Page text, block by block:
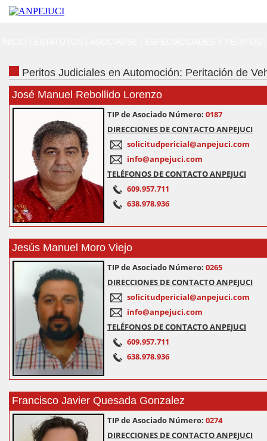
Peritos Judiciales en Automoción: Peritación de
José Manuel Rebollido Lorenzo
TIP de Asociado Número: 0187
DIRECCIONES DE CONTACTO ANPEJUCI
solicitudpericial@anpejuci.com
info@anpejuci.com
TELÉFONOS DE CONTACTO ANPEJUCI
609.957.711
638.978.936
Jesús Manuel Moro Viejo
TIP de Asociado Número: 0265
DIRECCIONES DE CONTACTO ANPEJUCI
solicitudpericial@anpejuci.com
info@anpejuci.com
TELÉFONOS DE CONTACTO ANPEJUCI
609.957.711
638.978.936
Francisco Javier Quesada Gonzalez
TIP de Asociado Número: 0274
DIRECCIONES DE CONTACTO ANPEJUCI